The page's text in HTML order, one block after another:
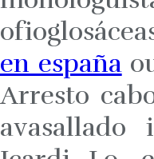
en españa
Arresto
avasallado